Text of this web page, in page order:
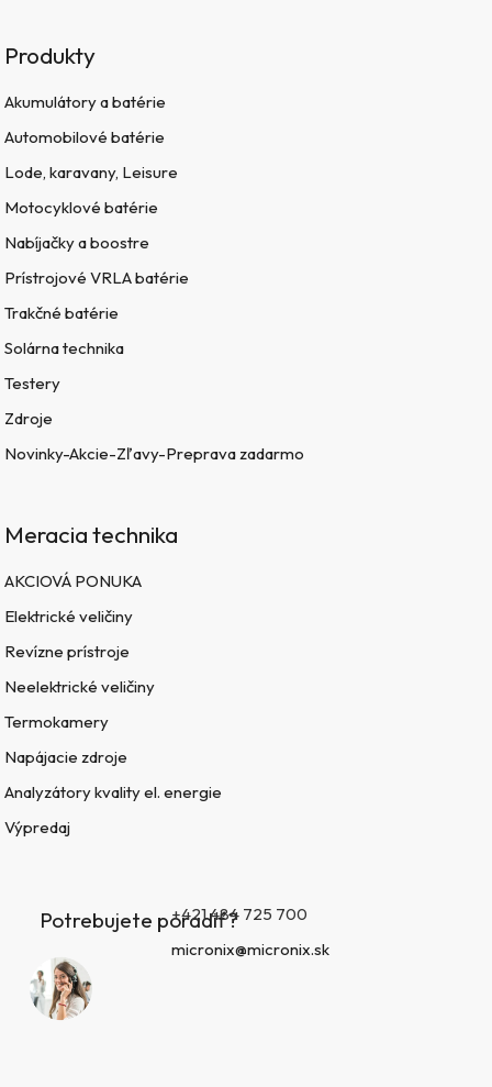
Produkty
Akumulátory a batérie
Automobilové batérie
Lode, karavany, Leisure
Motocyklové batérie
Nabíjačky a boostre
Prístrojové VRLA batérie
Trakčné batérie
Solárna technika
Testery
Zdroje
Novinky-Akcie-Zľavy-Preprava zadarmo
Meracia technika
AKCIOVÁ PONUKA
Elektrické veličiny
Revízne prístroje
Neelektrické veličiny
Termokamery
Napájacie zdroje
Analyzátory kvality el. energie
Výpredaj
Potrebujete poradiť?+421 484 725 700
micronix@micronix.sk